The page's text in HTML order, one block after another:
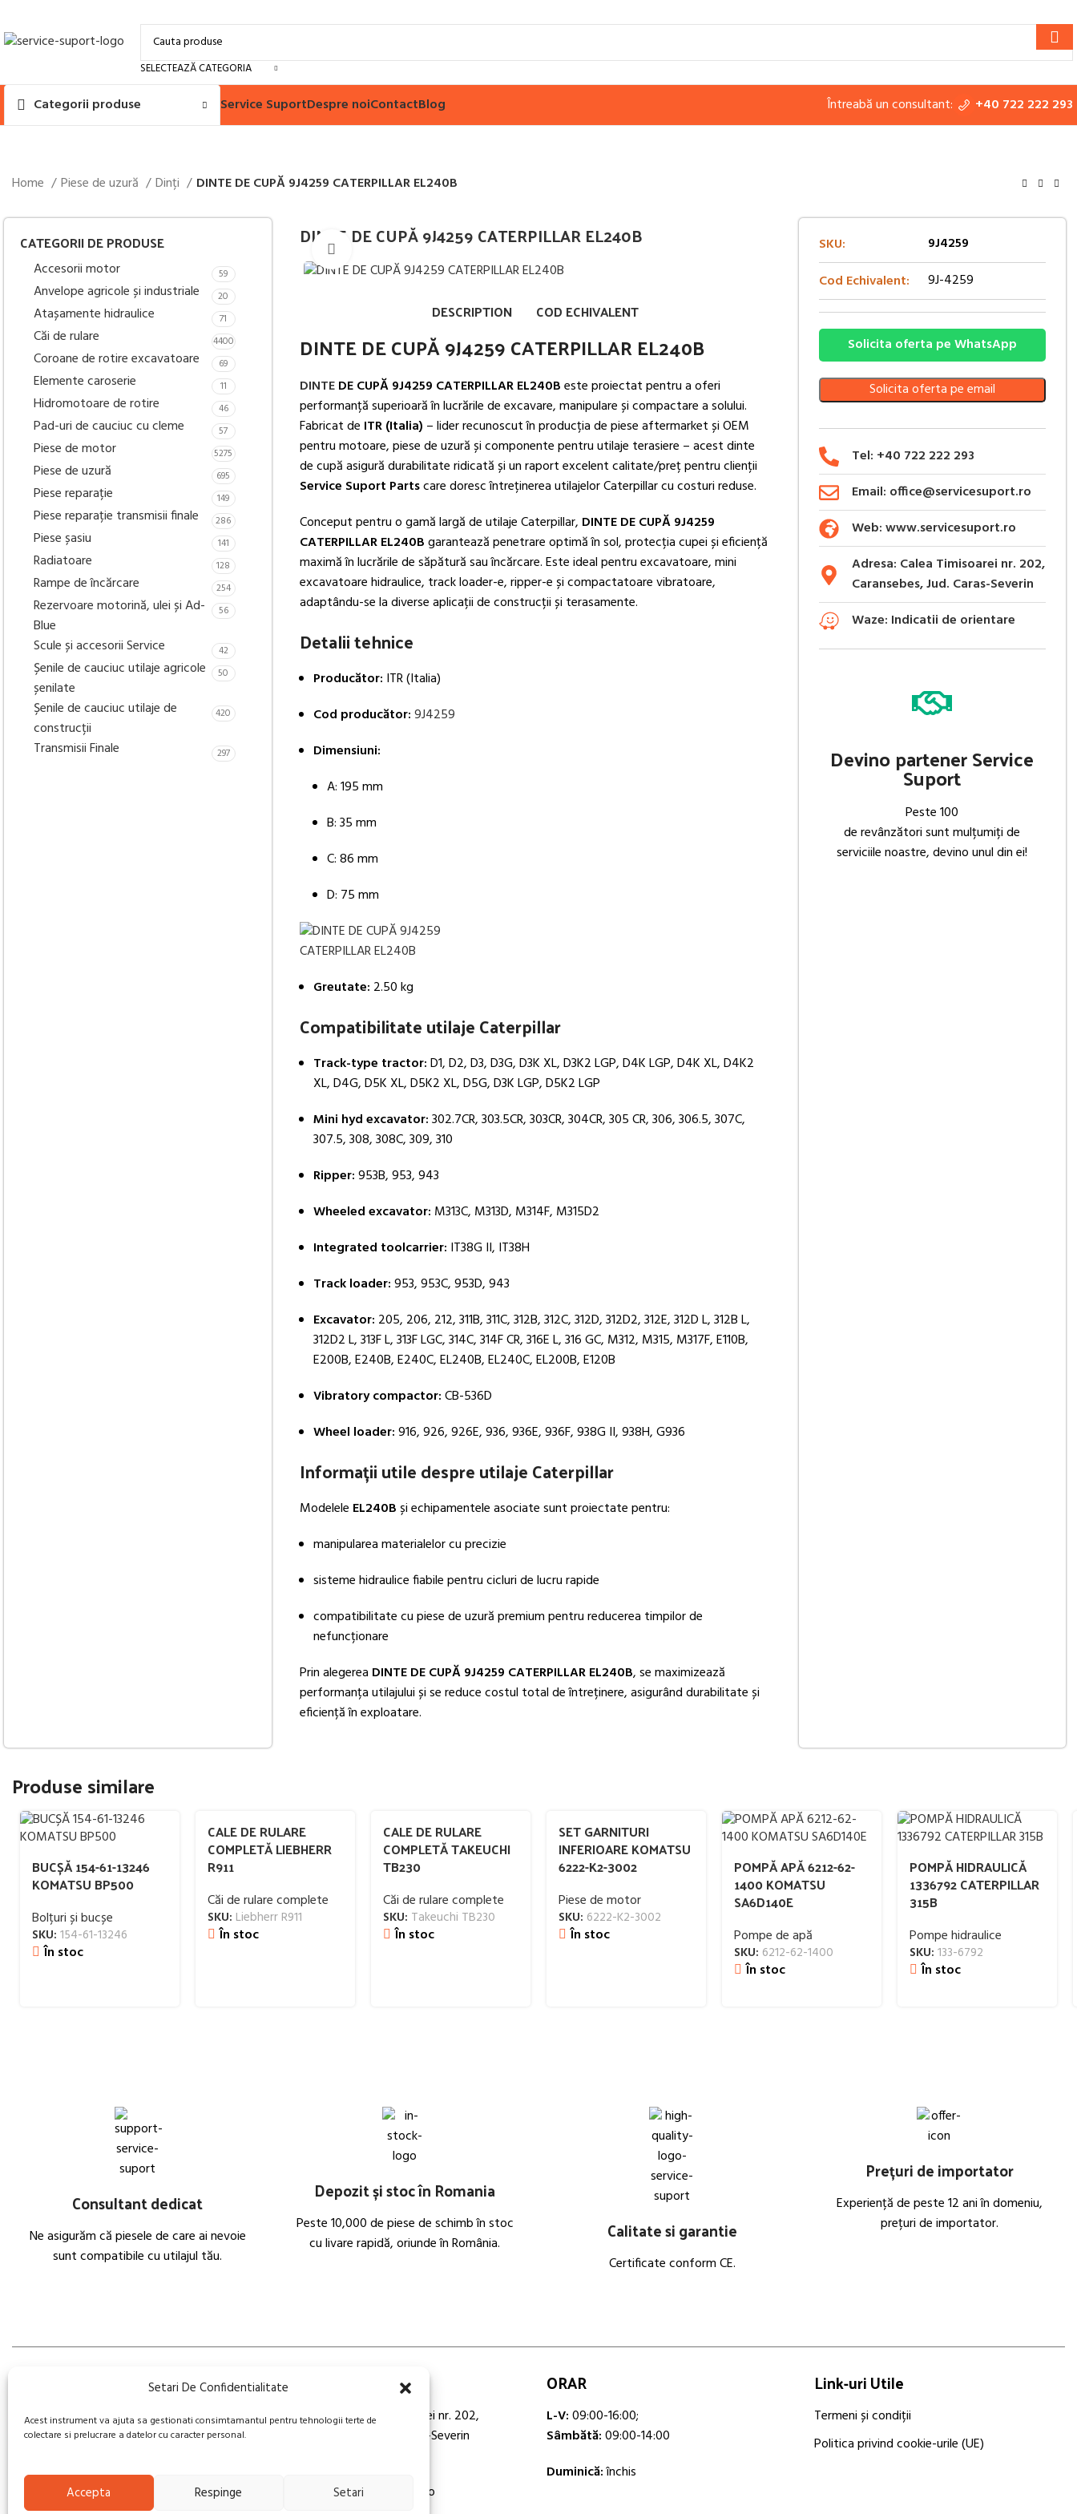
Setari De Confidentialitate
Acest instrument va ajuta sa gestionati consimtamantul pentru tehnologii terte de
colectare si prelucrare a datelor cu caracter personal.
Accepta Respinge Setari
SELECTEAZĂ CATEGORIA
Categorii produse Service SuportDespre noiContactBlog Întreabă un consultant: +40 722 222 293
Home Piese de uzură Dinți DINTE DE CUPĂ 9J4259 CATERPILLAR EL240B
CATEGORII DE PRODUSE
Accesorii motor 59
Anvelope agricole și industriale 20
Atașamente hidraulice 71
Căi de rulare 4400
Coroane de rotire excavatoare 69
Elemente caroserie 11
Hidromotoare de rotire 46
Pad-uri de cauciuc cu cleme 57
Piese de motor 5275
Piese de uzură 695
Piese reparație 149
Piese reparație transmisii finale 286
Piese șasiu 141
Radiatoare 128
Rampe de încărcare 254
Rezervoare motorină, ulei și Ad-
Blue
56
Scule și accesorii Service 42
Șenile de cauciuc utilaje agricole
șenilate
50
Șenile de cauciuc utilaje de
construcții
420
Transmisii Finale 297
DINTE DE CUPĂ 9J4259 CATERPILLAR EL240B
Mărește imaginea
DESCRIPTION COD ECHIVALENT
DINTE DE CUPĂ 9J4259 CATERPILLAR EL240B
DINTEDE CUPĂ 9J4259 CATERPILLAR EL240Beste proiectat pentru a oferi
performanță superioară în lucrările de excavare, manipulare și compactare a solului.
Fabricat de ITR (Italia) – lider recunoscut în producția de piese aftermarket și OEM
pentru motoare, piese de uzură și componente pentru utilaje terasiere – acest dinte
de cupă asigură durabilitate ridicată și un raport excelent calitate/preț pentru clienții
Service Suport Partscare doresc întreținerea utilajelor Caterpillar cu costuri reduse.
Conceput pentru o gamă largă de utilaje Caterpillar, DINTE DE CUPĂ 9J4259
CATERPILLAR EL240Bgarantează penetrare optimă în sol, protecția cupei și eficiență
maximă în lucrările de săpătură sau încărcare. Este ideal pentru excavatoare, mini
excavatoare hidraulice, track loader-e, ripper-e și compactatoare vibratoare,
adaptându-se la diverse aplicații de construcții și terasamente.
Detalii tehnice
Producător: ITR (Italia)
Cod producător:9J4259
Dimensiuni:
A: 195 mm
B: 35 mm
C: 86 mm
D: 75 mm
Greutate: 2.50 kg
Compatibilitate utilaje Caterpillar
Track-type tractor:D1, D2, D3, D3G, D3K XL, D3K2 LGP, D4K LGP, D4K XL, D4K2
XL, D4G, D5K XL, D5K2 XL, D5G, D3K LGP, D5K2 LGP
Mini hyd excavator:302.7CR, 303.5CR, 303CR, 304CR, 305 CR, 306, 306.5, 307C,
307.5, 308, 308C, 309, 310
Ripper:953B, 953, 943
Wheeled excavator: M313C, M313D, M314F, M315D2
Integrated toolcarrier: IT38G II, IT38H
Track loader:953, 953C, 953D, 943
Excavator: 205, 206, 212, 311B, 311C, 312B, 312C, 312D, 312D2, 312E, 312D L, 312B L,
312D2 L, 313F L, 313F LGC, 314C, 314F CR, 316E L, 316 GC, M312, M315, M317F, E110B,
E200B, E240B, E240C, EL240B, EL240C, EL200B, E120B
Vibratory compactor:CB-536D
Wheel loader:916, 926, 926E, 936, 936E, 936F, 938G II, 938H, G936
Informații utile despre utilaje Caterpillar
Modelele EL240B și echipamentele asociate sunt proiectate pentru:
manipularea materialelor cu precizie
sisteme hidraulice fiabile pentru cicluri de lucru rapide
compatibilitate cu piese de uzură premium pentru reducerea timpilor de
nefuncționare
Prin alegerea DINTE DE CUPĂ 9J4259 CATERPILLAR EL240B, se maximizează
performanța utilajului și se reduce costul total de întreținere, asigurând durabilitate și
eficiență în exploatare.
SKU:
9J4259
Cod Echivalent:
9J-4259
Solicita oferta pe WhatsApp
Solicita oferta pe email
Tel: +40 722 222 293
Email: office@servicesuport.ro
Web: www.servicesuport.ro
Adresa: Calea Timisoarei nr. 202,
Caransebes, Jud. Caras-Severin
Waze: Indicatii de orientare
Devino partener Service
Suport
Peste 100
de revânzători sunt mulțumiți de
serviciile noastre, devino unul din ei!
Produse similare
BUCȘĂ 154-61-13246
KOMATSU BP500
Bolțuri și bucșe
SKU: 154-61-13246
În stoc
CALE DE RULARE
COMPLETĂ LIEBHERR
R911
Căi de rulare complete
SKU: Liebherr R911
În stoc
CALE DE RULARE
COMPLETĂ TAKEUCHI
TB230
Căi de rulare complete
SKU: Takeuchi TB230
În stoc
SET GARNITURI
INFERIOARE KOMATSU
6222-K2-3002
Piese de motor
SKU: 6222-K2-3002
În stoc
POMPĂ APĂ 6212-62-
1400 KOMATSU
SA6D140E
Pompe de apă
SKU: 6212-62-1400
În stoc
POMPĂ HIDRAULICĂ
1336792 CATERPILLAR
315B
Pompe hidraulice
SKU: 133-6792
În stoc
Consultant dedicat
Ne asigurăm că piesele de care ai nevoie
sunt compatibile cu utilajul tău.
Depozit și stoc în Romania
Peste 10,000 de piese de schimb în stoc
cu livare rapidă, oriunde în România.
Calitate si garantie
Certificate conform CE.
Prețuri de importator
Experiență de peste 12 ani în domeniu,
prețuri de importator.
Service Suport Parts a fost conceput cu
de construcții.
CONTACT
Adresa: Calea Timișoarei nr. 202,
Caransebeș, Jud. Caraș-Severin
office@servicesuport.ro
ORAR
L-V:09:00-16:00;
Sâmbătă:09:00-14:00
Duminică:închis
Link-uri Utile
Termeni și condiții
Politica privind cookie-urile (UE)